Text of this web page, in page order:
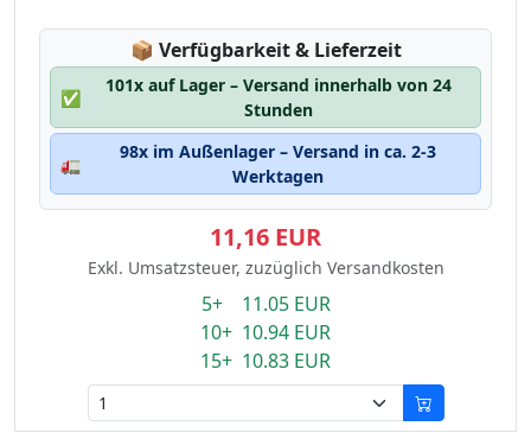
📦 Lagerstatus:
Verfügbarkeit & Lieferzeit
✅
101x auf Lager – Versand innerhalb von 24
Stunden
🚛
98x im Außenlager – Versand in ca. 2-3
Werktagen
11,16 EUR
Exkl. Umsatzsteuer, zuzüglich Versandkosten
5+ 11.05 EUR
10+ 10.94 EUR
15+ 10.83 EUR